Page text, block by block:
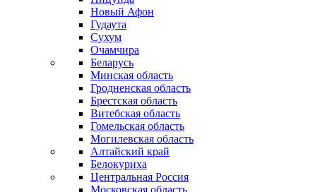
Новый Афон
Гудаута
Сухум
Очамчира
Беларусь
Минская область
Гродненская область
Брестская область
Витебская область
Гомельская область
Могилевская область
Алтайский край
Белокуриха
Центральная Россия
Московская область